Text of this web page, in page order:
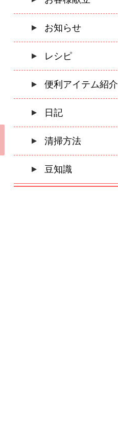
お知らせ
レシピ
便利アイテム紹介
日記
清掃方法
豆知識